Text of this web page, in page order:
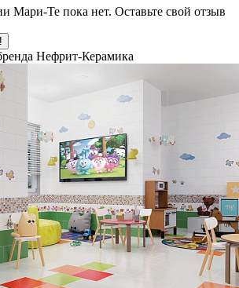
Мари-Те пока нет. Оставьте свой отзыв
Нефрит-Керамика